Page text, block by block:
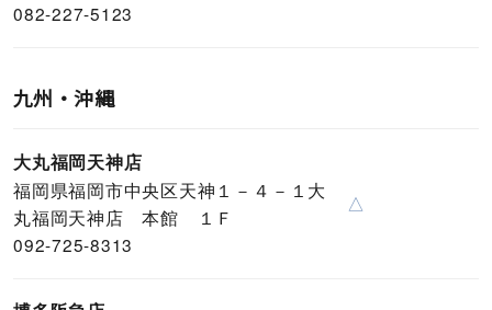
082-227-5123
九州・沖縄
大丸福岡天神店
福岡県福岡市中央区天神１－４－１大
丸福岡天神店 本館 １Ｆ
092-725-8313
△